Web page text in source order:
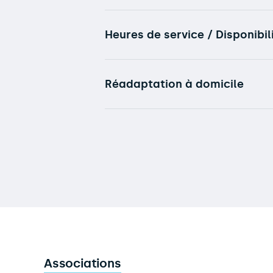
Heures de service /
Réadaptation à domicile
Associations